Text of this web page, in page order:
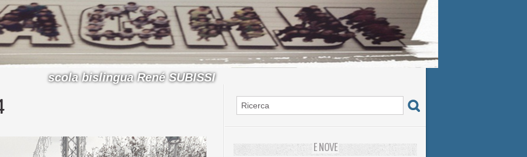
scola bislingua René SUBISSI
E NOVE